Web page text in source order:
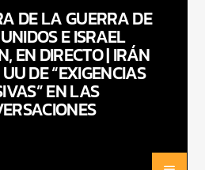
EN HORARIO ESTELAR
PM
DE LA GUERRA DE
E ISRAEL
EN DIRECTO | IRÁN
DE “EXIGENCIAS
EN LAS